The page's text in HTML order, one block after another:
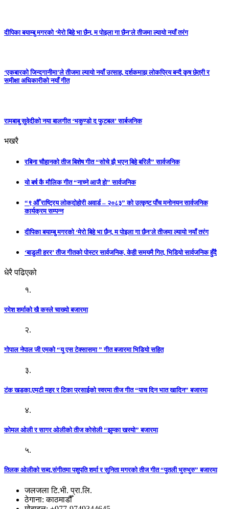
दीपिका बयाम्बु मगरको ‘मेरो बिहे भा छैन, म पोइला गा छैन’ले तीजमा ल्यायो नयाँ तरंग
‘एकबारको जिन्दगानीमा’ले तीजमा ल्यायो नयाँ उत्साह, दर्शकमाझ लोकप्रिय बन्दै कृष छेत्री र
समीक्षा अधिकारीको नयाँ गीत
रामबाबु सुवेदीको नया बालगीत ‘भकुण्डो द फुटबल’ सार्बजनिक
भखरै
रबिना चौहानको तीज बिशेष गीत “सोचे झै भएन बिहे बरिलै” सार्वजनिक
यो बर्ष कै मौलिक गीत “नाच्ने आजै हो” सार्वजनिक
“९ औँ राष्ट्रिय लोकदोहोरी अवार्ड – २०८३” को उत्कृष्ट पाँच मनोनयन सार्वजनिक
कार्यक्रम सम्पन्न
दीपिका बयाम्बु मगरको ‘मेरो बिहे भा छैन, म पोइला गा छैन’ले तीजमा ल्यायो नयाँ तरंग
‘बाडुली हरर’ तीज गीतको पोस्टर सार्वजनिक, केही समयमै गित, भिडियो सार्वजनिक हुँदै
धेरै पढिएको
१.
रमेश शर्माको खै कस्ले चाख्यो बजारमा
२.
गोपाल नेपाल जी एमको “यु एस टेक्सासमा ” गीत बजारमा भिडियो सहित
३.
टंक खडका,एमटी महर र टिका प्रसाईको स्वरमा तीज गीत “पाच दिन भात खादिन” बजारमा
४.
कोमल ओली र सागर ओलीको तीज कोसेली “झुम्का खस्यो” बजारमा
५.
तिलक ओलीको सब्द,संगीतमा पशुपति शर्मा र सुनिता मगरको तीज गीत “पुतली भुरुभुरु” बजारमा
जलजला टि.भी. प्रा.लि.
ठेगाना: काठमाडौँ